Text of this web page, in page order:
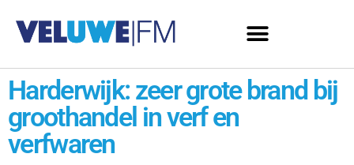
Harderwijk: zeer grote brand bij
groothandel in verf en
verfwaren